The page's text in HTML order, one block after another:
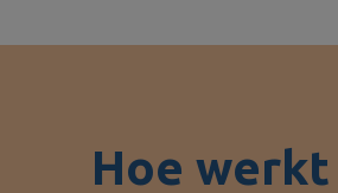
Hoe werkt